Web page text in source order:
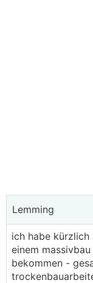
Lemming
ich habe
einem
bekommen -